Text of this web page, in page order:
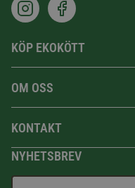
KÖP EKOKÖTT
OM OSS
KONTAKT
NYHETSBREV